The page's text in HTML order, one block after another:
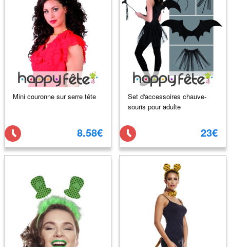
Mini couronne sur serre tête
8.58€
Set d'accessoires chauve-
souris pour adulte
23€